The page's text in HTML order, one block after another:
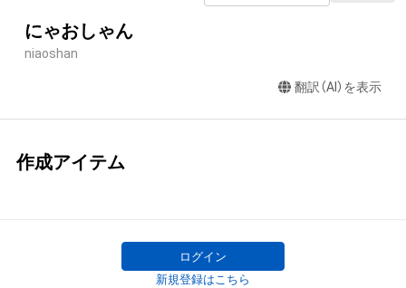
にゃおしゃん
niaoshan
翻訳（AI）を表示
作成アイテム
ログイン
新規登録はこちら